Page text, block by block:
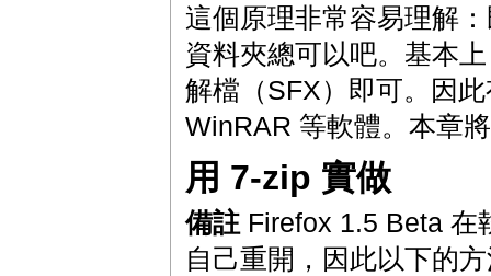
這個原理非常容易理解
資料夾總可以吧。基本
解檔（SFX）即可。因
WinRAR 等軟體。本章
用 7-zip 實做
備註Firefox 1.5 Beta 在
自己重開，因此以下的